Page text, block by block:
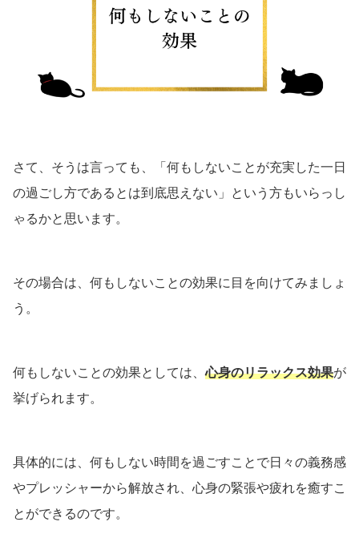
さて、そうは言っても、「何もしないことが充実した一日
の過ごし方であるとは到底思えない」という方もいらっし
ゃるかと思います。
その場合は、何もしないことの効果に目を向けてみましょ
う。
何もしないことの効果としては、心身のリラックス効果が
挙げられます。
具体的には、何もしない時間を過ごすことで日々の義務感
やプレッシャーから解放され、心身の緊張や疲れを癒すこ
とができるのです。